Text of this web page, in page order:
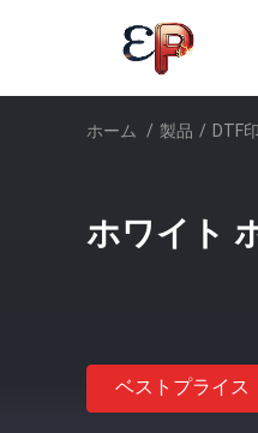
ホーム / 製品 / DTF
ホワイト
ベストプライス